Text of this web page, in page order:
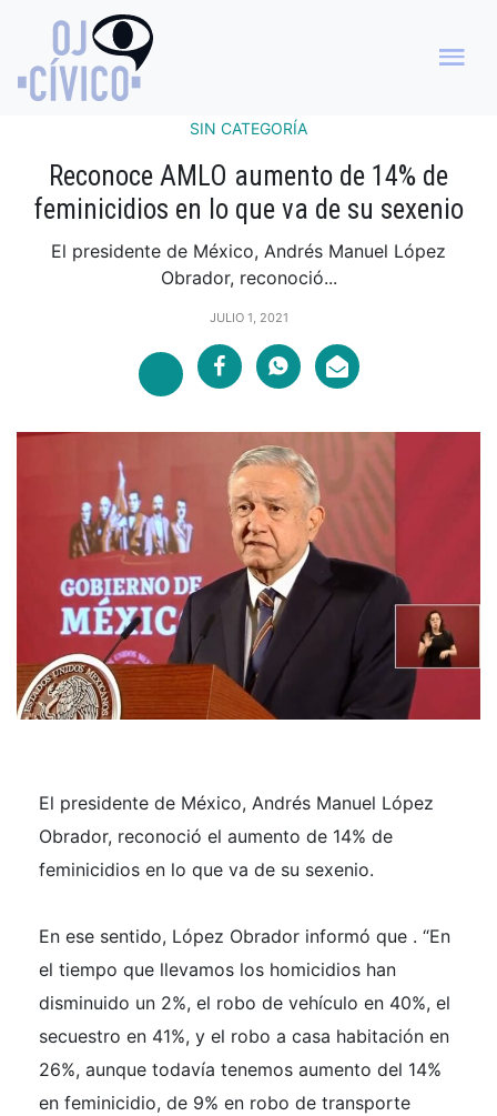
SIN CATEGORÍA
Reconoce AMLO aumento de 14% de
feminicidios en lo que va de su sexenio
El presidente de México, Andrés Manuel López
Obrador, reconoció...
JULIO 1, 2021
El presidente de México, Andrés Manuel López
Obrador, reconoció el aumento de 14% de
feminicidios en lo que va de su sexenio.
En ese sentido, López Obrador informó que . “En
el tiempo que llevamos los homicidios han
disminuido un 2%, el robo de vehículo en 40%, el
secuestro en 41%, y el robo a casa habitación en
26%, aunque todavía tenemos aumento del 14%
en feminicidio, de 9% en robo de transporte